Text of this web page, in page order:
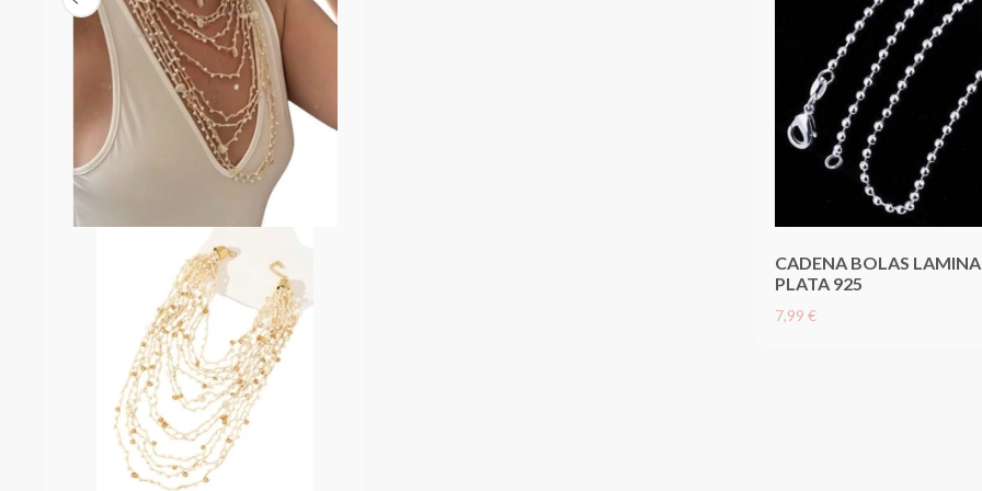
CADENA BOLAS
PLATA 925
7,99 €